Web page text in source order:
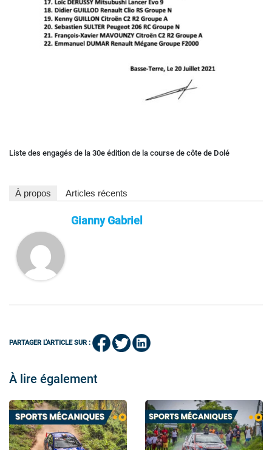
Liste des engagés de la 30e édition de la course de côte de Dolé
À propos Articles récents
Gianny Gabriel
PARTAGER L'ARTICLE SUR :
À lire également